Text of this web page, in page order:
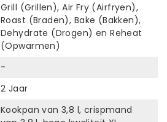
Grill (Grillen), Air Fry (Airfryen),
Roast (Braden), Bake (Bakken),
Dehydrate (Drogen) en Reheat
(Opwarmen)
-
2 Jaar
Kookpan van 3,8 l, crispmand